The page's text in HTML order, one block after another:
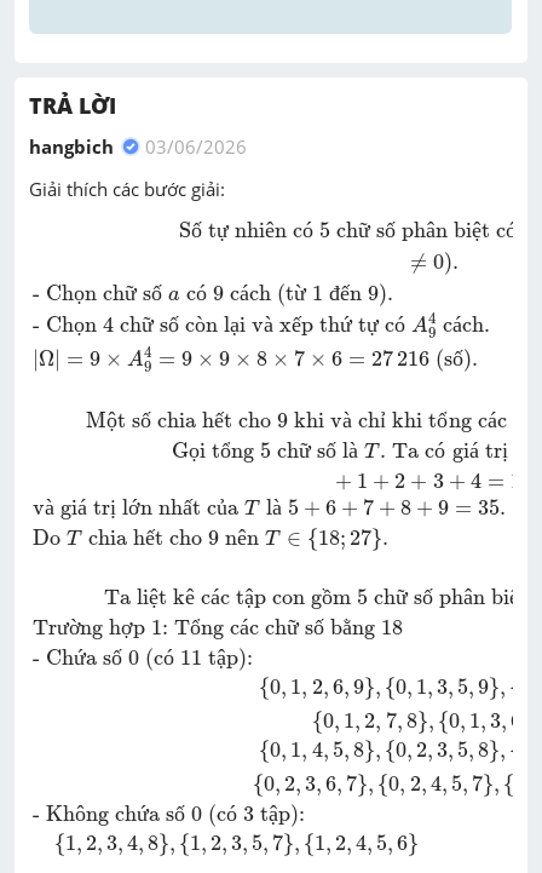
TRẢ LỜI
hangbich
03/06/2026
Giải thích các bước giải:
Số tự nhiên có 5 chữ số phân biệt có
≠ 0).
- Chọn chữ số a có 9 cách (từ 1 đến 9).
- Chọn 4 chữ số còn lại và xếp thứ tự có A4
9 cách.
|Ω| = 9 × A4
9 = 9 × 9 × 8 × 7 × 6 = 27216 (số).
Một số chia hết cho 9 khi và chỉ khi tổng các ch
Gọi tổng 5 chữ số là T. Ta có giá trị nh
+ 1 + 2 + 3 + 4 = 10
và giá trị lớn nhất của T là 5 + 6 + 7 + 8 + 9 = 35.
Do T chia hết cho 9 nên T ∈ {18; 27}.
Ta liệt kê các tập con gồm 5 chữ số phân biệ
Trường hợp 1: Tổng các chữ số bằng 18
- Chứa số 0 (có 11 tập):
{0, 1, 2,6,9}, {0, 1,3, 5,9}, {
{0, 1, 2, 7,8}, {0, 1,3,6
{0, 1, 4, 5,8}, {0, 2,3, 5,8}, {
{0, 2, 3, 6, 7}, {0, 2,4, 5, 7}, {
- Không chứa số 0 (có 3 tập):
{1, 2,3, 4, 8}, {1, 2, 3, 5, 7}, {1, 2, 4, 5, 6}